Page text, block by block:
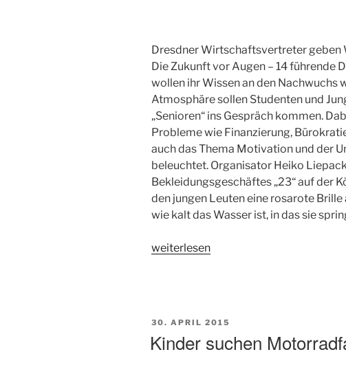
Dresdner Wirtschaftsvertreter geben
Die Zukunft vor Augen – 14 führende
wollen ihr Wissen an den Nachwuchs
Atmosphäre sollen Studenten und
„Senioren“ ins Gespräch kommen.
Probleme wie Finanzierung,
auch das Thema Motivation und der
beleuchtet. Organisator Heiko
Bekleidungsgeschäftes „23“ auf der
den jungen Leuten eine rosarote
wie kalt das Wasser ist, in das sie
„think
weiterlesen
VERÖFFENTLICHT
30. APRIL 2015
Kinder suchen